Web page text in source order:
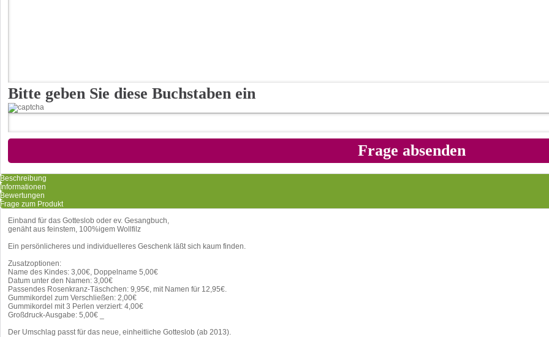
Bitte geben Sie diese Buchstaben ein
Beschreibung
Informationen
Bewertungen
Frage zum Produkt
Einband für das Gotteslob oder ev. Gesangbuch,
genäht aus feinstem, 100%igem Wollfilz
Ein persönlicheres und individuelleres Geschenk läßt sich kaum finden.
Zusatzoptionen:
Name des Kindes: 3,00€, Doppelname 5,00€
Datum unter den Namen: 3,00€
Passendes Rosenkranz-Täschchen: 9,95€, mit Namen für 12,95€.
Gummikordel zum Verschließen: 2,00€
Gummikordel mit 3 Perlen verziert: 4,00€
Großdruck-Ausgabe: 5,00€ _
Der Umschlag passt für das neue, einheitliche Gotteslob (ab 2013).